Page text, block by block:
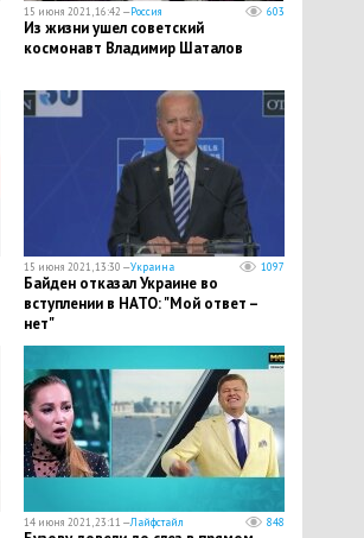
15 июня 2021, 16:42 —Россия 603
Из жизни ушел советский
космонавт Владимир Шаталов
15 июня 2021, 13:30 —Украина 1097
Байден отказал Украине во
вступлении в НАТО: "Мой ответ –
нет"
14 июня 2021, 23:11 —Лайфстайл 848